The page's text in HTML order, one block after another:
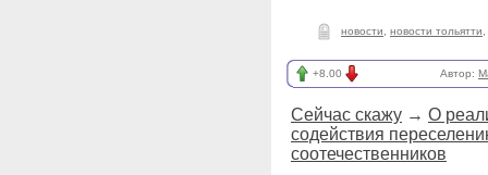
новости новости тольятти
+8.00 Автор:
Сейчас скажу → О
содействия
соотечественников